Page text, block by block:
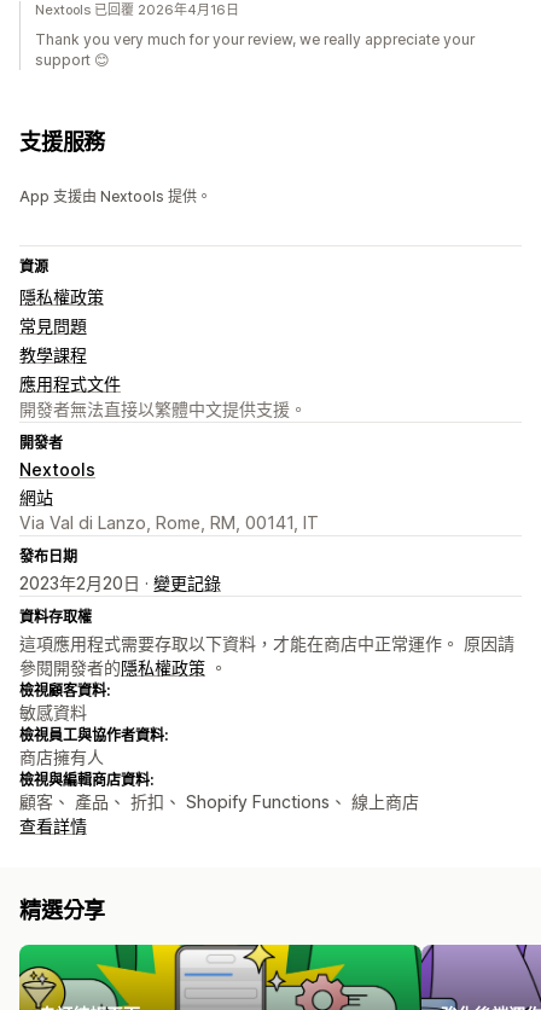
Nextools 已回覆 2026年4月16日
Thank you very much for your review, we really appreciate your
support 😊
支援服務
App 支援由 Nextools 提供。
資源
隱私權政策
常見問題
教學課程
應用程式文件
開發者無法直接以繁體中文提供支援。
開發者
Nextools
網站
Via Val di Lanzo, Rome, RM, 00141, IT
發布日期
2023年2月20日 · 變更記錄
資料存取權
這項應用程式需要存取以下資料，才能在商店中正常運作。 原因請
參閱開發者的隱私權政策 。
檢視顧客資料:
敏感資料
檢視員工與協作者資料:
商店擁有人
檢視與編輯商店資料:
顧客、 產品、 折扣、 Shopify Functions、 線上商店
查看詳情
精選分享